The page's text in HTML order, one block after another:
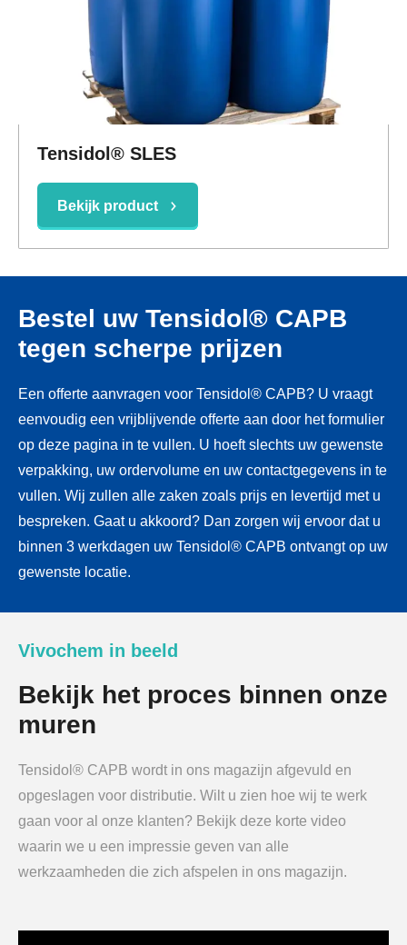
Tensidol® SLES
Bekijk product
Bestel uw Tensidol® CAPB
tegen scherpe prijzen
Een offerte aanvragen voor Tensidol® CAPB? U vraagt
eenvoudig een vrijblijvende offerte aan door het formulier
op deze pagina in te vullen. U hoeft slechts uw gewenste
verpakking, uw ordervolume en uw contactgegevens in te
vullen. Wij zullen alle zaken zoals prijs en levertijd met u
bespreken. Gaat u akkoord? Dan zorgen wij ervoor dat u
binnen 3 werkdagen uw Tensidol® CAPB ontvangt op uw
gewenste locatie.
Vivochem in beeld
Bekijk het proces binnen onze
muren
Tensidol® CAPB wordt in ons magazijn afgevuld en
opgeslagen voor distributie. Wilt u zien hoe wij te werk
gaan voor al onze klanten? Bekijk deze korte video
waarin we u een impressie geven van alle
werkzaamheden die zich afspelen in ons magazijn.